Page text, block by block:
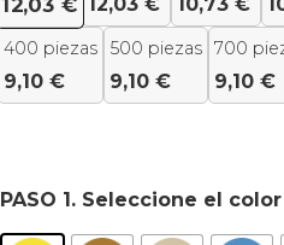
12,03€
400 piezas
9,10 €
500 piezas
9,10 €
700
9,10 €
PASO 1. Seleccione el